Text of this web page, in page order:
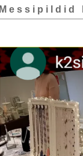
M e s s i p i l d i